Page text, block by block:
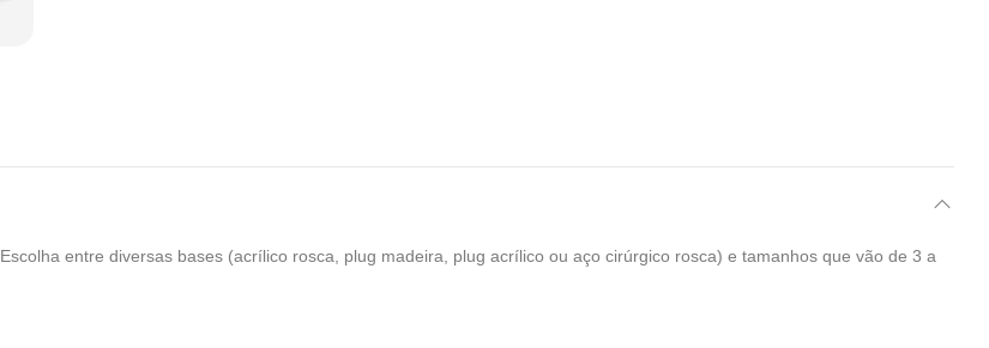
Escolha entre diversas bases (acrílico rosca, plug madeira, plug acrílico ou aço cirúrgico rosca) e tamanhos que vão de 3 a